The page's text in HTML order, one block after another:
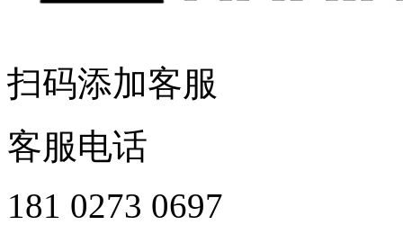
扫码添加客服
客服电话
181 0273 0697